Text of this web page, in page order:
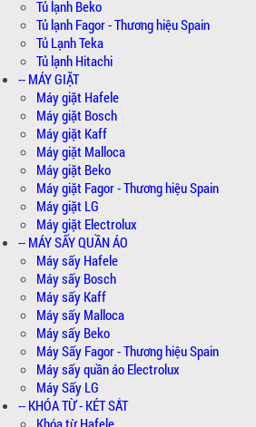
Tủ lạnh Beko
Tủ lạnh Fagor - Thương hiệu Spain
Tủ Lạnh Teka
Tủ lạnh Hitachi
-- MÁY GIẶT
Máy giặt Hafele
Máy giặt Bosch
Máy giặt Kaff
Máy giặt Malloca
Máy giặt Beko
Máy giặt Fagor - Thương hiệu Spain
Máy giặt LG
Máy giặt Electrolux
-- MÁY SẤY QUẦN ÁO
Máy sấy Hafele
Máy sấy Bosch
Máy sấy Kaff
Máy sấy Malloca
Máy sấy Beko
Máy Sấy Fagor - Thương hiệu Spain
Máy sấy quần áo Electrolux
Máy Sấy LG
-- KHÓA TỪ - KÉT SẮT